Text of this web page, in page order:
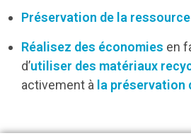
Préservation de la
Réalisez des économies en
d’utiliser des matériaux
activement à la préservation